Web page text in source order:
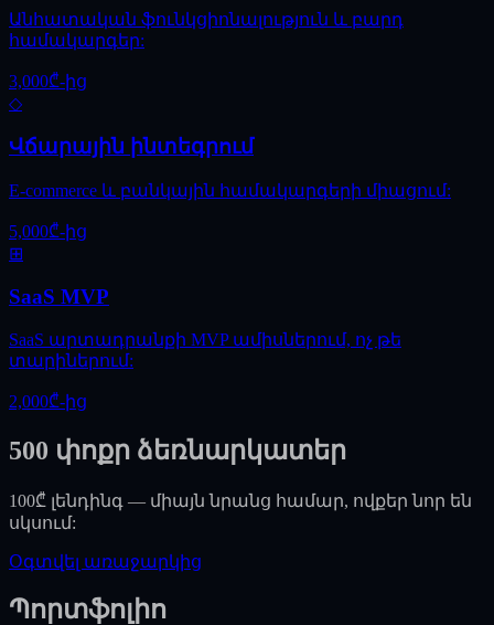
Անհատական ֆունկցիոնալություն և բարդ
համակարգեր:
3,000₾-ից
◇
Վճարային ինտեգրում
E-commerce և բանկային համակարգերի միացում:
5,000₾-ից
⊞
SaaS MVP
SaaS արտադրանքի MVP ամիսներում, ոչ թե
տարիներում:
2,000₾-ից
500 փոքր ձեռնարկատեր
100₾ լենդինգ — միայն նրանց համար, ովքեր նոր են
սկսում:
Օգտվել առաջարկից
Պորտֆոլիո